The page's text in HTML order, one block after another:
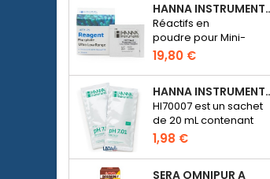
HANNA INSTRUMENTS
Réactifs en
poudre pour Mini-
photomètre Checker
HC Phosphate
(HI774), 25 tests
19,80 €
HANNA INSTRUMENTS HI70007 -
HI70007 est un sachet
de 20 mL contenant
une solution d'un pH de
7.01 pour étalonner les
pH-mètres
1,98 €
SERA OMNIPUR A